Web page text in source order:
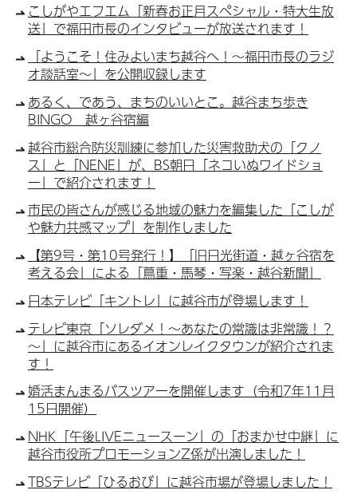
こしがやエフエム「新春お正月スペシャル・特大生放
送」で福田市長のインタビューが放送されます！
「ようこそ！住みよいまち越谷へ！〜福田市長のラジ
オ談話室〜」を公開収録します
あるく、であう、まちのいいとこ。越谷まち歩き
BINGO 越ヶ谷宿編
越谷市総合防災訓練に参加した災害救助犬の「クノ
ス」と「NENE」が、BS朝日「ネコいぬワイドショ
ー」で紹介されます！
市民の皆さんが感じる地域の魅力を編集した「こしが
や魅力共感マップ」を制作しました
【第9号・第10号発行！】「旧日光街道・越ヶ谷宿を
考える会」による「蔦重・馬琴・写楽・越谷新聞」
日本テレビ「キントレ」に越谷市が登場します！
テレビ東京「ソレダメ！～あなたの常識は非常識！？
～」に越谷市にあるイオンレイクタウンが紹介されま
す！
婚活まんまるバスツアーを開催します（令和7年11月
15日開催）
NHK「午後LIVEニュースーン」の「おまかせ中継」に
越谷市役所プロモーションZ係が出演しました！
TBSテレビ「ひるおび」に越谷市場が登場しました！